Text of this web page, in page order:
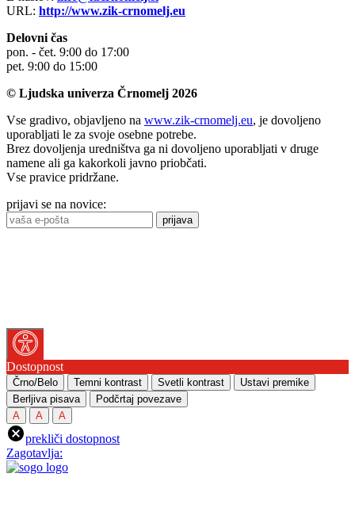
URL: http://www.zik-crnomelj.eu
Delovni čas
pon. - čet. 9:00 do 17:00
pet. 9:00 do 15:00
© Ljudska univerza Črnomelj 2026
Vse gradivo, objavljeno na www.zik-crnomelj.eu, je dovoljeno
uporabljati le za svoje osebne potrebe.
Brez dovoljenja uredništva ga ni dovoljeno uporabljati v druge
namene ali ga kakorkoli javno priobčati.
Vse pravice pridržane.
prijavi se na novice:
prijava
Dostopnost
Črno/Belo Temni kontrast Svetli kontrast
Ustavi premike
Berljiva pisava
Podčrtaj povezave
A
A A
prekliči dostopnost
Zagotavlja: